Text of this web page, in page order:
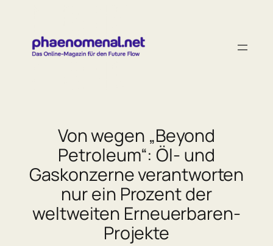
springen
Von wegen „Beyond
Petroleum“: Öl- und
Gaskonzerne verantworten
nur ein Prozent der
weltweiten Erneuerbaren-
Projekte